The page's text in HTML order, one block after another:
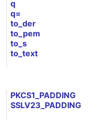
q
q=
to_der
to_pem
to_s
to_text
PKCS1_PADDING
SSLV23_PADDING